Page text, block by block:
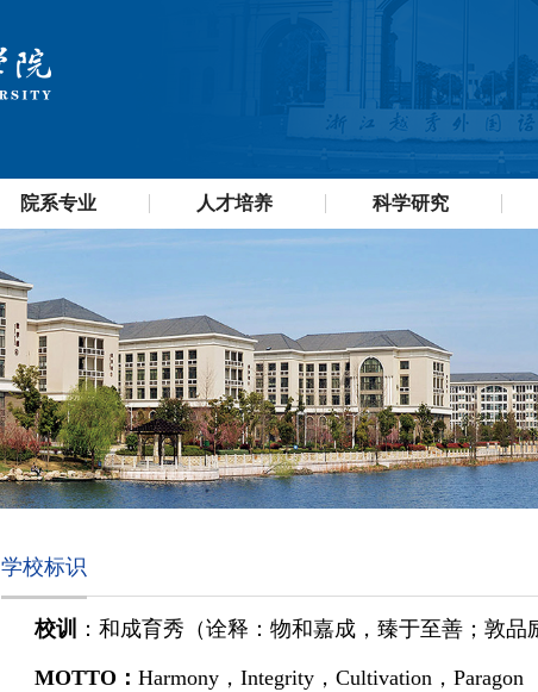
院系专业 人才培养 科学研究
学校标识
校训 ： 和成育秀 （诠释：物和嘉成，臻于至善；敦品
MOTTO ： Harmony ， Integrity ， Cultivation ， Paragon